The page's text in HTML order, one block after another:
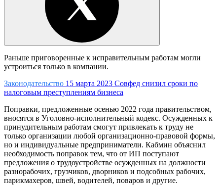
Раньше приговоренные к исправительным работам могли
устроиться только в компании.
Законодательство 15 марта 2023 Совфед снизил сроки по
налоговым преступлениям бизнеса
Поправки, предложенные осенью 2022 года правительством,
вносятся в Уголовно-исполнительный кодекс. Осужденных к
принудительным работам смогут привлекать к труду не
только организации любой организационно-правовой формы,
но и индивидуальные предприниматели. Кабмин объяснил
необходимость поправок тем, что от ИП поступают
предложения о трудоустройстве осужденных на должности
разнорабочих, грузчиков, дворников и подсобных рабочих,
парикмахеров, швей, водителей, поваров и другие.